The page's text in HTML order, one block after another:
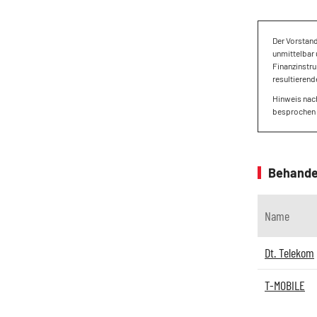
Der
unmittelbar
Hinweis
besprochen
Name
Dt. Telekom
T-MOBILE